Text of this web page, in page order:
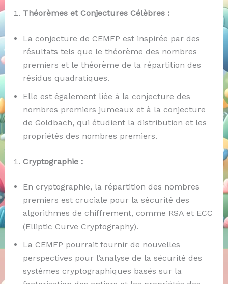
Théorèmes et Conjectures Célèbres :
La conjecture de CEMFP est inspirée par des
résultats tels que le théorème des nombres
premiers et le théorème de la répartition des
résidus quadratiques.
Elle est également liée à la conjecture des
nombres premiers jumeaux et à la conjecture
de Goldbach, qui étudient la distribution et les
propriétés des nombres premiers.
Cryptographie :
En cryptographie, la répartition des nombres
premiers est cruciale pour la sécurité des
algorithmes de chiffrement, comme RSA et ECC
(Elliptic Curve Cryptography).
La CEMFP pourrait fournir de nouvelles
perspectives pour l’analyse de la sécurité des
systèmes cryptographiques basés sur la